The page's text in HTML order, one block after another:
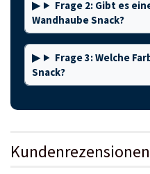
Frage 2: Gibt es
Wandhaube Snack?
Frage 3: Welche
Snack?
Kundenrezensionen